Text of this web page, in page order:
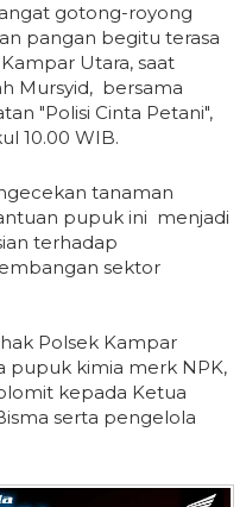
gotong-royong
pangan begitu terasa
Utara, saat
Mursyid, bersama
"Polisi Cinta Petani",
10.00 WIB.
tanaman
pupuk ini menjadi
terhadap
sektor
Polsek Kampar
pupuk kimia merk NPK,
kepada Ketua
serta pengelola